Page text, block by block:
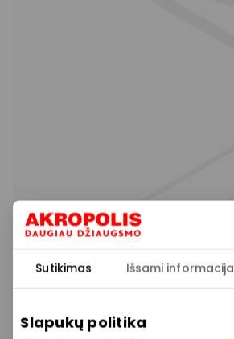
Sutikimas Išsami informacija
Slapukų politika